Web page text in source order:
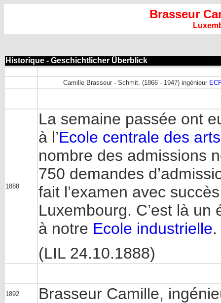
Brasseur
Historique - Geschichtlicher Überblick
Camille Brasseur - Schmit, (1866 - 1947) ingénieur
1888
La semaine passée ont
à l’Ecole centrale des
nombre des admissions
750 demandes
fait l’examen avec
Luxembourg. C’est là
à notre Ecole industrielle.
(LIL 24.10.1888)
1892 Brasseur Camille,